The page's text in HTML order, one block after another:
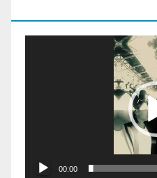
00:00